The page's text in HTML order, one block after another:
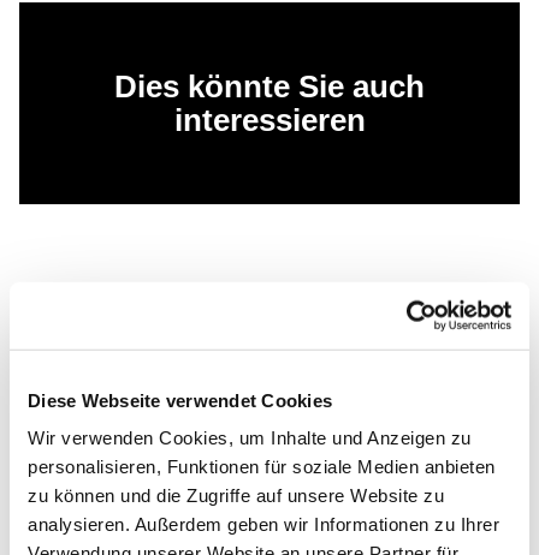
Diese Webseite verwendet Cookies
Wir verwenden Cookies, um Inhalte und Anzeigen zu
personalisieren, Funktionen für soziale Medien anbieten
zu können und die Zugriffe auf unsere Website zu
analysieren. Außerdem geben wir Informationen zu Ihrer
Dies könnte Sie auch
interessieren